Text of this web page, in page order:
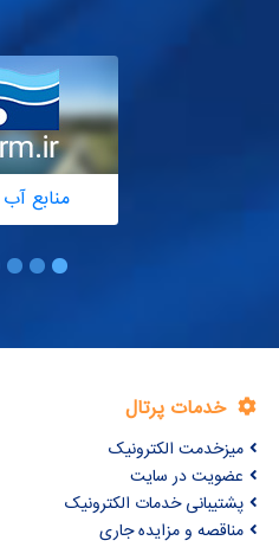
منابع آب
خدمات پرتال
میزخدمت الکترونیک
عضویت در سایت
پشتیبانی خدمات الکترونیک
مناقصه و مزایده جاری